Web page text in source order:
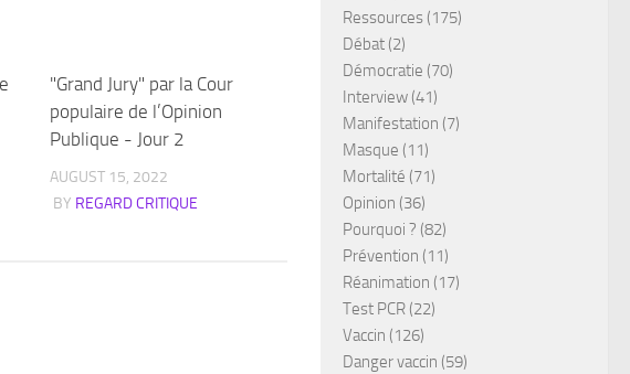
"Grand Jury" par la Cour
populaire de l’Opinion
Publique - Jour 2
AUGUST 15, 2022
BY REGARD CRITIQUE
Ressources (175)
Débat (2)
Démocratie (70)
Interview (41)
Manifestation (7)
Masque (11)
Mortalité (71)
Opinion (36)
Pourquoi ? (82)
Prévention (11)
Réanimation (17)
Test PCR (22)
Vaccin (126)
Danger vaccin (59)